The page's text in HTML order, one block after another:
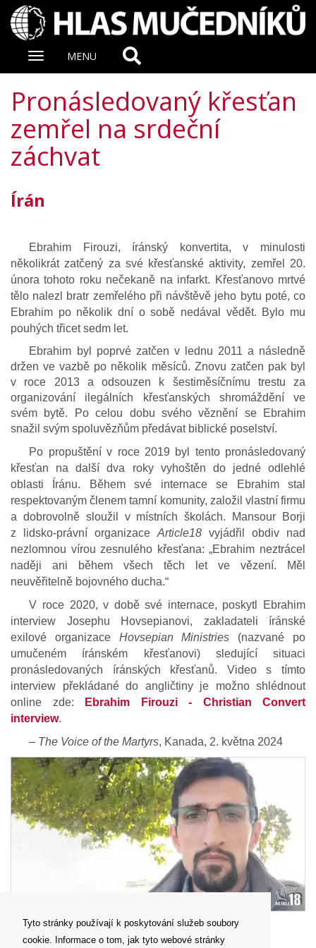
Tyto stránky používají k poskytování služeb soubory
cookie. Informace o tom, jak tyto webové stránky
Zobrazit
MENU
Pronásledovaný křesťan
zemřel na srdeční
záchvat
Írán
Ebrahim Firouzi, íránský konvertita, v minulosti
několikrát zatčený za své křesťanské aktivity, zemřel 20.
února tohoto roku nečekaně na infarkt. Křesťanovo mrtvé
tělo nalezl bratr zemřelého při návštěvě jeho bytu poté, co
Ebrahim po několik dní o sobě nedával vědět. Bylo mu
pouhých třicet sedm let.
Ebrahim byl poprvé zatčen v lednu 2011 a následně
držen ve vazbě po několik měsíců. Znovu zatčen pak byl
v roce 2013 a odsouzen k šestiměsíčnímu trestu za
organizování ilegálních křesťanských shromáždění ve
svém bytě. Po celou dobu svého věznění se Ebrahim
snažil svým spoluvězňům předávat biblické poselství.
Po propuštění v roce 2019 byl tento pronásledovaný
křesťan na další dva roky vyhoštěn do jedné odlehlé
oblasti Íránu. Během své internace se Ebrahim stal
respektovaným členem tamní komunity, založil vlastní firmu
a dobrovolně sloužil v místních školách. Mansour Borji
z lidsko-právní organizace Article18 vyjádřil obdiv nad
nezlomnou vírou zesnulého křesťana: „Ebrahim neztrácel
naději ani během všech těch let ve vězení. Měl
neuvěřitelně bojovného ducha.“
V roce 2020, v době své internace, poskytl Ebrahim
interview Josephu Hovsepianovi, zakladateli íránské
exilové organizace Hovsepian Ministries (nazvané po
umučeném íránském křesťanovi) sledující situaci
pronásledovaných íránských křesťanů. Video s tímto
interview překládané do angličtiny je možno shlédnout
online zde:
Ebrahim Firouzi - Christian Convert
interview.
‒ The Voice of the Martyrs, Kanada, 2. května 2024
Ebrahim Firouzi (foto Article18)